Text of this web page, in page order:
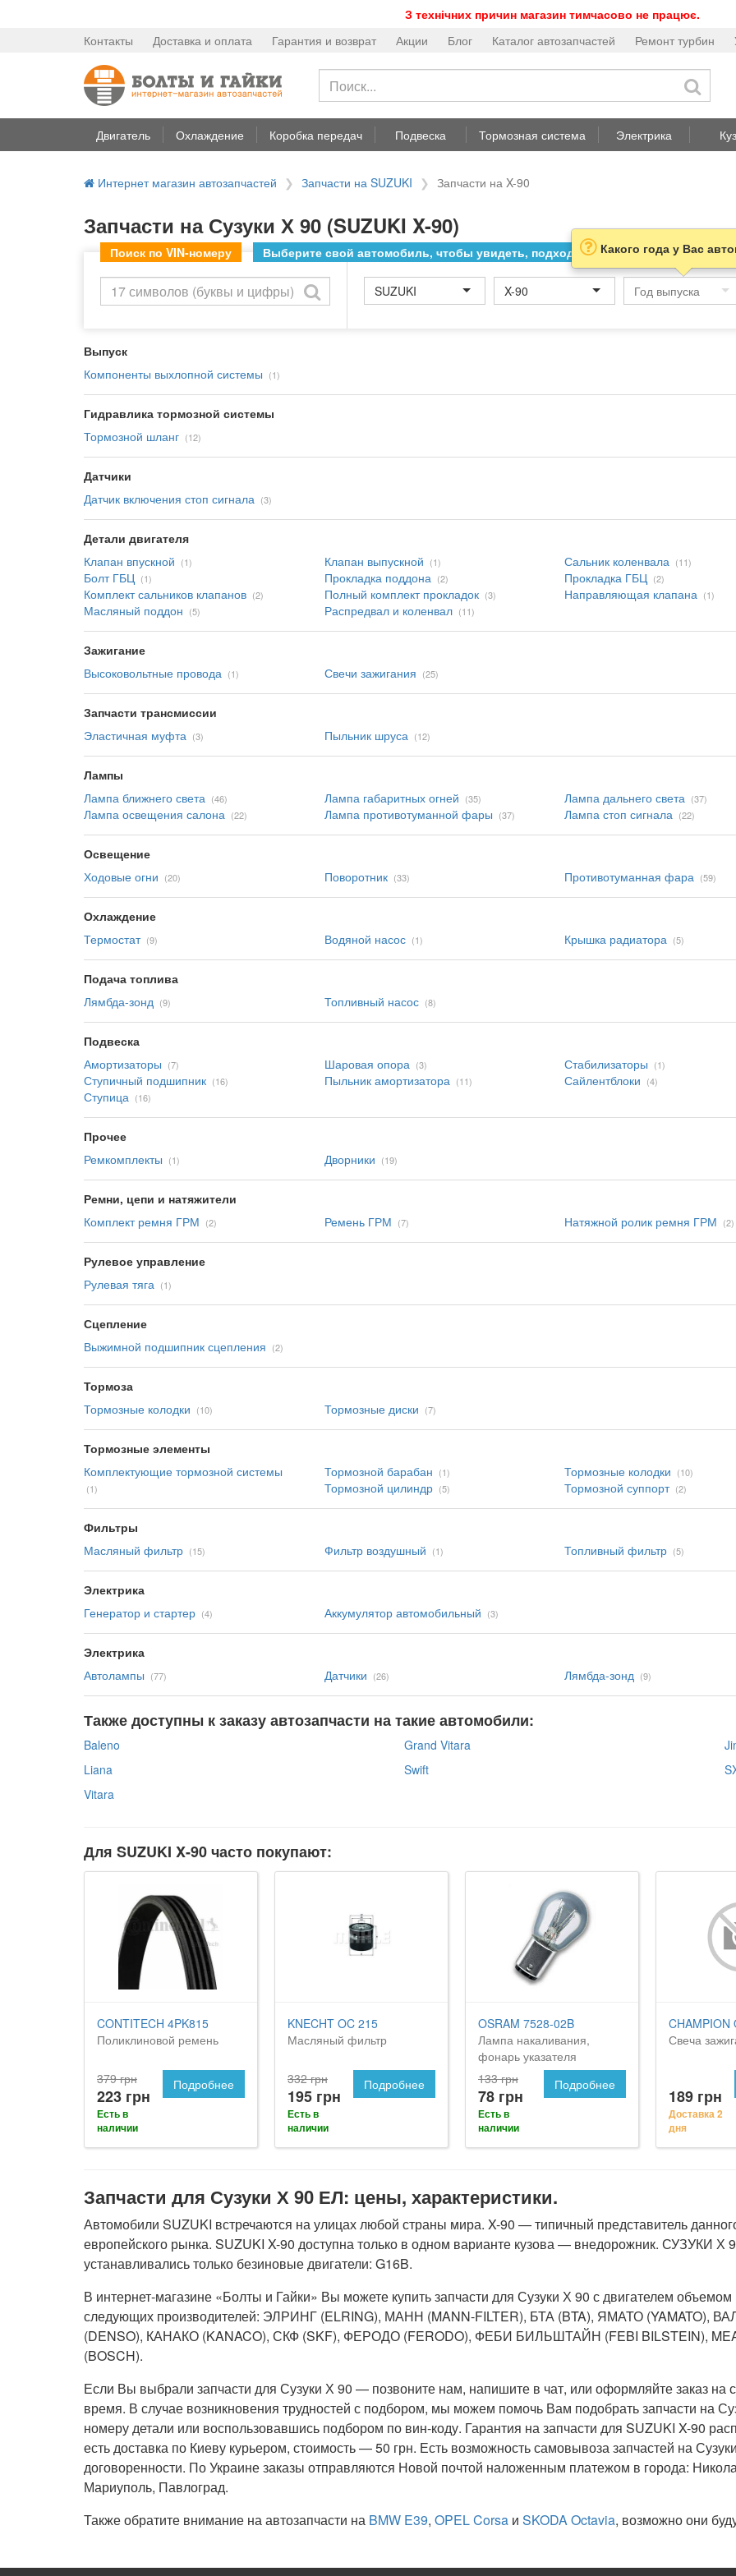
З технічних причин магазин тимчасово не працює.
Контакты Доставка и оплата Гарантия и возврат Акции Блог Каталог автозапчастей Ремонт турбин
Двигатель Охлаждение Коробка передач Подвеска Тормозная система Электрика
Интернет магазин автозапчастей Запчасти на SUZUKI Запчасти на X-90
Запчасти на Сузуки Х 90 (SUZUKI X-90)
Поиск по VIN-номеру Выберите свой автомобиль, чтобы увидеть, подходит ли товар к нему
SUZUKI X-90
Какого года у Вас
Выпуск
Компоненты выхлопной системы (1)
Гидравлика тормозной системы
Тормозной шланг (12)
Датчики
Датчик включения стоп сигнала (3)
Детали двигателя
Клапан впускной (1) Клапан выпускной (1) Сальник коленвала (11)
Болт ГБЦ (1) Прокладка поддона (2) Прокладка ГБЦ (2)
Комплект сальников клапанов (2) Полный комплект прокладок (3) Направляющая клапана (1)
Масляный поддон (5) Распредвал и коленвал (11)
Зажигание
Высоковольтные провода (1) Свечи зажигания (25)
Запчасти трансмиссии
Эластичная муфта (3) Пыльник шруса (12)
Лампы
Лампа ближнего света (46) Лампа габаритных огней (35) Лампа дальнего света (37)
Лампа освещения салона (22) Лампа противотуманной фары (37) Лампа стоп сигнала (22)
Освещение
Ходовые огни (20) Поворотник (33) Противотуманная фара (59)
Охлаждение
Термостат (9) Водяной насос (1) Крышка радиатора (5)
Подача топлива
Лямбда-зонд (9) Топливный насос (8)
Подвеска
Амортизаторы (7) Шаровая опора (3) Стабилизаторы (1)
Ступичный подшипник (16) Пыльник амортизатора (11) Сайлентблоки (4)
Ступица (16)
Прочее
Ремкомплекты (1) Дворники (19)
Ремни, цепи и натяжители
Комплект ремня ГРМ (2) Ремень ГРМ (7) Натяжной ролик ремня ГРМ (2)
Рулевое управление
Рулевая тяга (1)
Сцепление
Выжимной подшипник сцепления (2)
Тормоза
Тормозные колодки (10) Тормозные диски (7)
Тормозные элементы
Комплектующие тормозной системы
(1)
Тормозной барабан (1) Тормозные колодки (10)
Тормозной цилиндр (5) Тормозной суппорт (2)
Фильтры
Масляный фильтр (15) Фильтр воздушный (1) Топливный фильтр (5)
Электрика
Генератор и стартер (4) Аккумулятор автомобильный (3)
Электрика
Автолампы (77) Датчики (26) Лямбда-зонд (9)
Также доступны к заказу автозапчасти на такие автомобили:
Baleno Grand Vitara
Liana
Swift
Vitara
Для SUZUKI X-90 часто покупают:
CONTITECH 4PK815
Поликлиновой ремень
379 грн
223 грн
Есть в
наличии
Подробнее
KNECHT OC 215
Масляный фильтр
332 грн
195 грн
Есть в
наличии
Подробнее
OSRAM 7528-02B
Лампа накаливания,
фонарь указателя
поворота
133 грн
78 грн
Есть в
наличии
Подробнее
CHAMPION
Свеча
189 грн
Доставка 2
дня
Запчасти для Сузуки Х 90 ЕЛ: цены, характеристики.
Автомобили SUZUKI встречаются на улицах любой страны мира. X-90 — типичный представитель
европейского рынка. SUZUKI X-90 доступна только в одном варианте кузова — внедорожник. СУЗУКИ Х
устанавливались только безиновые двигатели: G16B.
В интернет-магазине «Болты и Гайки» Вы можете купить запчасти для Сузуки Х 90 с двигателем объемом
следующих производителей: ЭЛРИНГ (ELRING), МАНН (MANN-FILTER), БТА (BTA), ЯМАТО (YAMATO),
(DENSO), КАНАКО (KANACO), СКФ (SKF), ФЕРОДО (FERODO), ФЕБИ БИЛЬШТАЙН (FEBI BILSTEIN),
(BOSCH).
Если Вы выбрали запчасти для Сузуки Х 90 — позвоните нам, напишите в чат, или оформляйте заказ
время. В случае возникновения трудностей с подбором, мы можем помочь Вам подобрать запчасти на
номеру детали или воспользовавшись подбором по вин-коду. Гарантия на запчасти для SUZUKI X-90
есть доставка по Киеву курьером, стоимость — 50 грн. Есть возможность самовывоза запчастей на
договоренности. По Украине заказы отправляются Новой почтой наложенным платежом в города:
Мариуполь, Павлоград.
Также обратите внимание на автозапчасти на BMW E39, OPEL Corsa и SKODA Octavia, возможно они